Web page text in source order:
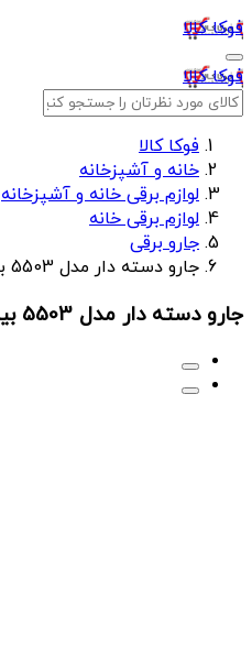
فوکا کالا
فوکا کالا
فوکا کالا
خانه و آشپزخانه
لوازم برقی خانه و آشپزخانه
لوازم برقی خانه
جارو برقی
جارو دسته دار مدل 5503 بیسمارک
جارو دسته دار مدل 5503 بیسمارک